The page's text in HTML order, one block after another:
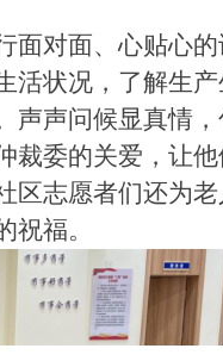
面对面、心贴心
活状况，了解生
声声问候显真情
裁委的关爱，让他
区志愿者们还为
福。